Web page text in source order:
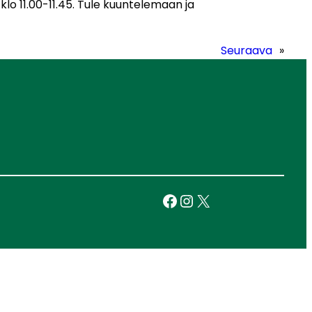
11.00-11.45. Tule kuuntelemaan ja
Seuraava »
Facebook InstagramX